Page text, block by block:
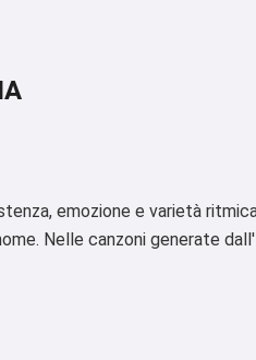
emozione e varietà
Nelle canzoni generate